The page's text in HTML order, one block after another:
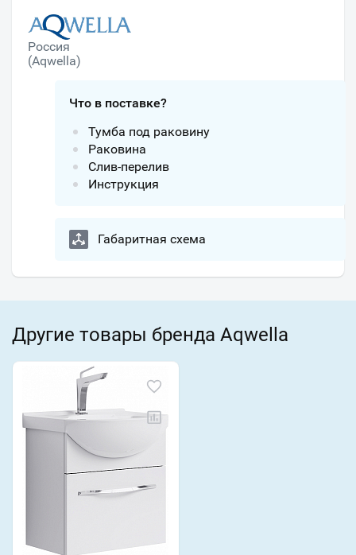
Россия
(Aqwella)
Что в поставке?
Тумба под раковину
Раковина
Слив-перелив
Инструкция
Габаритная схема
Другие товары бренда Aqwella